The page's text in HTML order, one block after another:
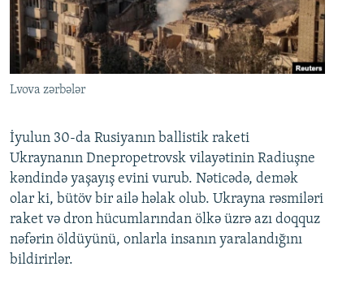
Lvova zərbələr
İyulun 30-da Rusiyanın ballistik raketi
Ukraynanın Dnepropetrovsk vilayətinin Radiuşne
kəndində yaşayış evini vurub. Nəticədə, demək
olar ki, bütöv bir ailə həlak olub. Ukrayna rəsmiləri
raket və dron hücumlarından ölkə üzrə azı doqquz
nəfərin öldüyünü, onlarla insanın yaralandığını
bildirirlər.